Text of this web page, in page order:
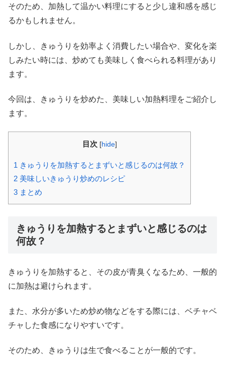
そのため、加熱して温かい料理にすると少し違和感を感じ
るかもしれません。
しかし、きゅうりを効率よく消費したい場合や、変化を楽
しみたい時には、炒めても美味しく食べられる料理があり
ます。
今回は、きゅうりを炒めた、美味しい加熱料理をご紹介し
ます。
目次 [hide]
1 きゅうりを加熱するとまずいと感じるのは何故？
2 美味しいきゅうり炒めのレシピ
3 まとめ
きゅうりを加熱するとまずいと感じるのは
何故？
きゅうりを加熱すると、その皮が青臭くなるため、一般的
に加熱は避けられます。
また、水分が多いため炒め物などをする際には、ベチャベ
チャした食感になりやすいです。
そのため、きゅうりは生で食べることが一般的です。